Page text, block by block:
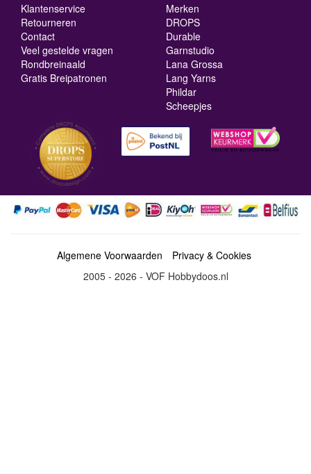
Klantenservice
Retourneren
Contact
Veel gestelde vragen
Rondbreinaald
Gratis Breipatronen
Merken
DROPS
Durable
Garnstudio
Lana Grossa
Lang Yarns
Phildar
Scheepjes
Algemene Voorwaarden
Privacy & Cookies
2005 - 2026 - VOF Hobbydoos.nl